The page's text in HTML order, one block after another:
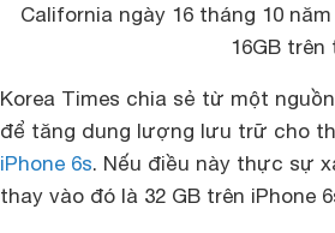
California ngày 16 tháng 10
16GB
Korea Times chia sẻ từ một
để tăng dung lượng lưu trữ cho
iPhone 6s. Nếu điều này thực sự
thay vào đó là 32 GB trên iPhone